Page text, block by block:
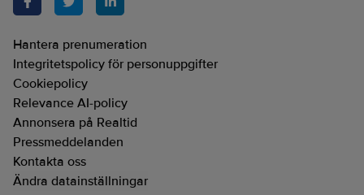
Hantera prenumeration
Integritetspolicy för personuppgifter
Cookiepolicy
Relevance AI-policy
Annonsera på Realtid
Pressmeddelanden
Kontakta oss
Ändra datainställningar